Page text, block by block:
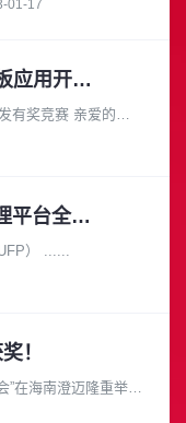
01-17
“英特尔@ 凌动 智能手机及平板应用开发有奖竞赛”火热开赛。
友盟社会化组件、移动广告管理平台全新上线！
友盟社会化组件 友盟移动广告管理平台（UFP） ......
！
”在海南澄迈隆重举
秀的产品、良好的